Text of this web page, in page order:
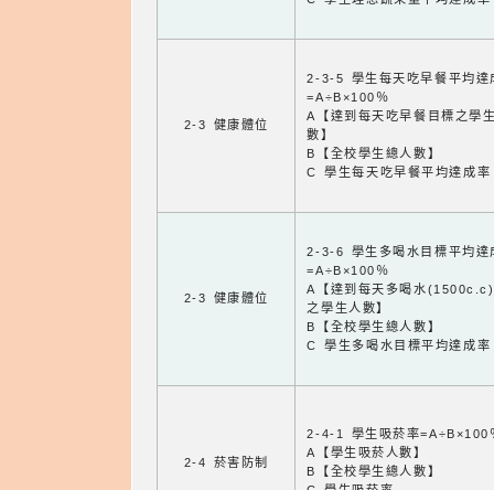
2-3 健康體位
2-3-5 學生每天吃早餐平均達
=A÷B×100％
A【達到每天吃早餐目標之學
數】
B【全校學生總人數】
C 學生每天吃早餐平均達成率
2-3 健康體位
2-3-6 學生多喝水目標平均達
=A÷B×100％
A【達到每天多喝水
之學生人數】
B【全校學生總人數】
C 學生多喝水目標平均達成率
2-4 菸害防制
2-4-1 學生吸菸率=A÷B×100
A【學生吸菸人數】
B【全校學生總人數】